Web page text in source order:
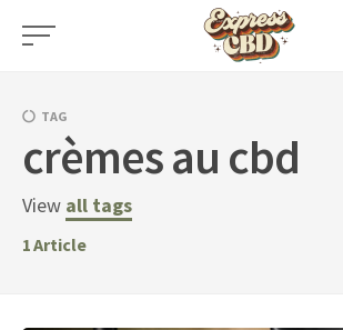
Skip
TAG
crèmes au cbd
View all tags
1Article